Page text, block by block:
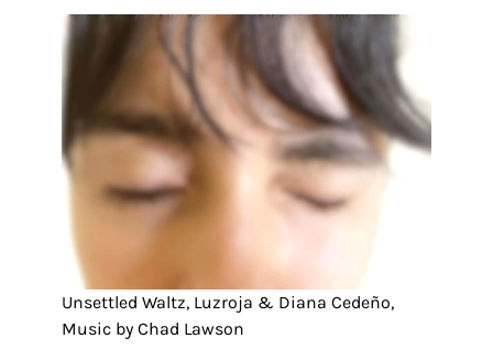
Unsettled Waltz, Luzroja & Diana Cedeño,
Music by Chad Lawson